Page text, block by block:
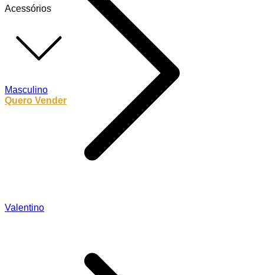
Acessórios
Masculino
Quero Vender
Valentino